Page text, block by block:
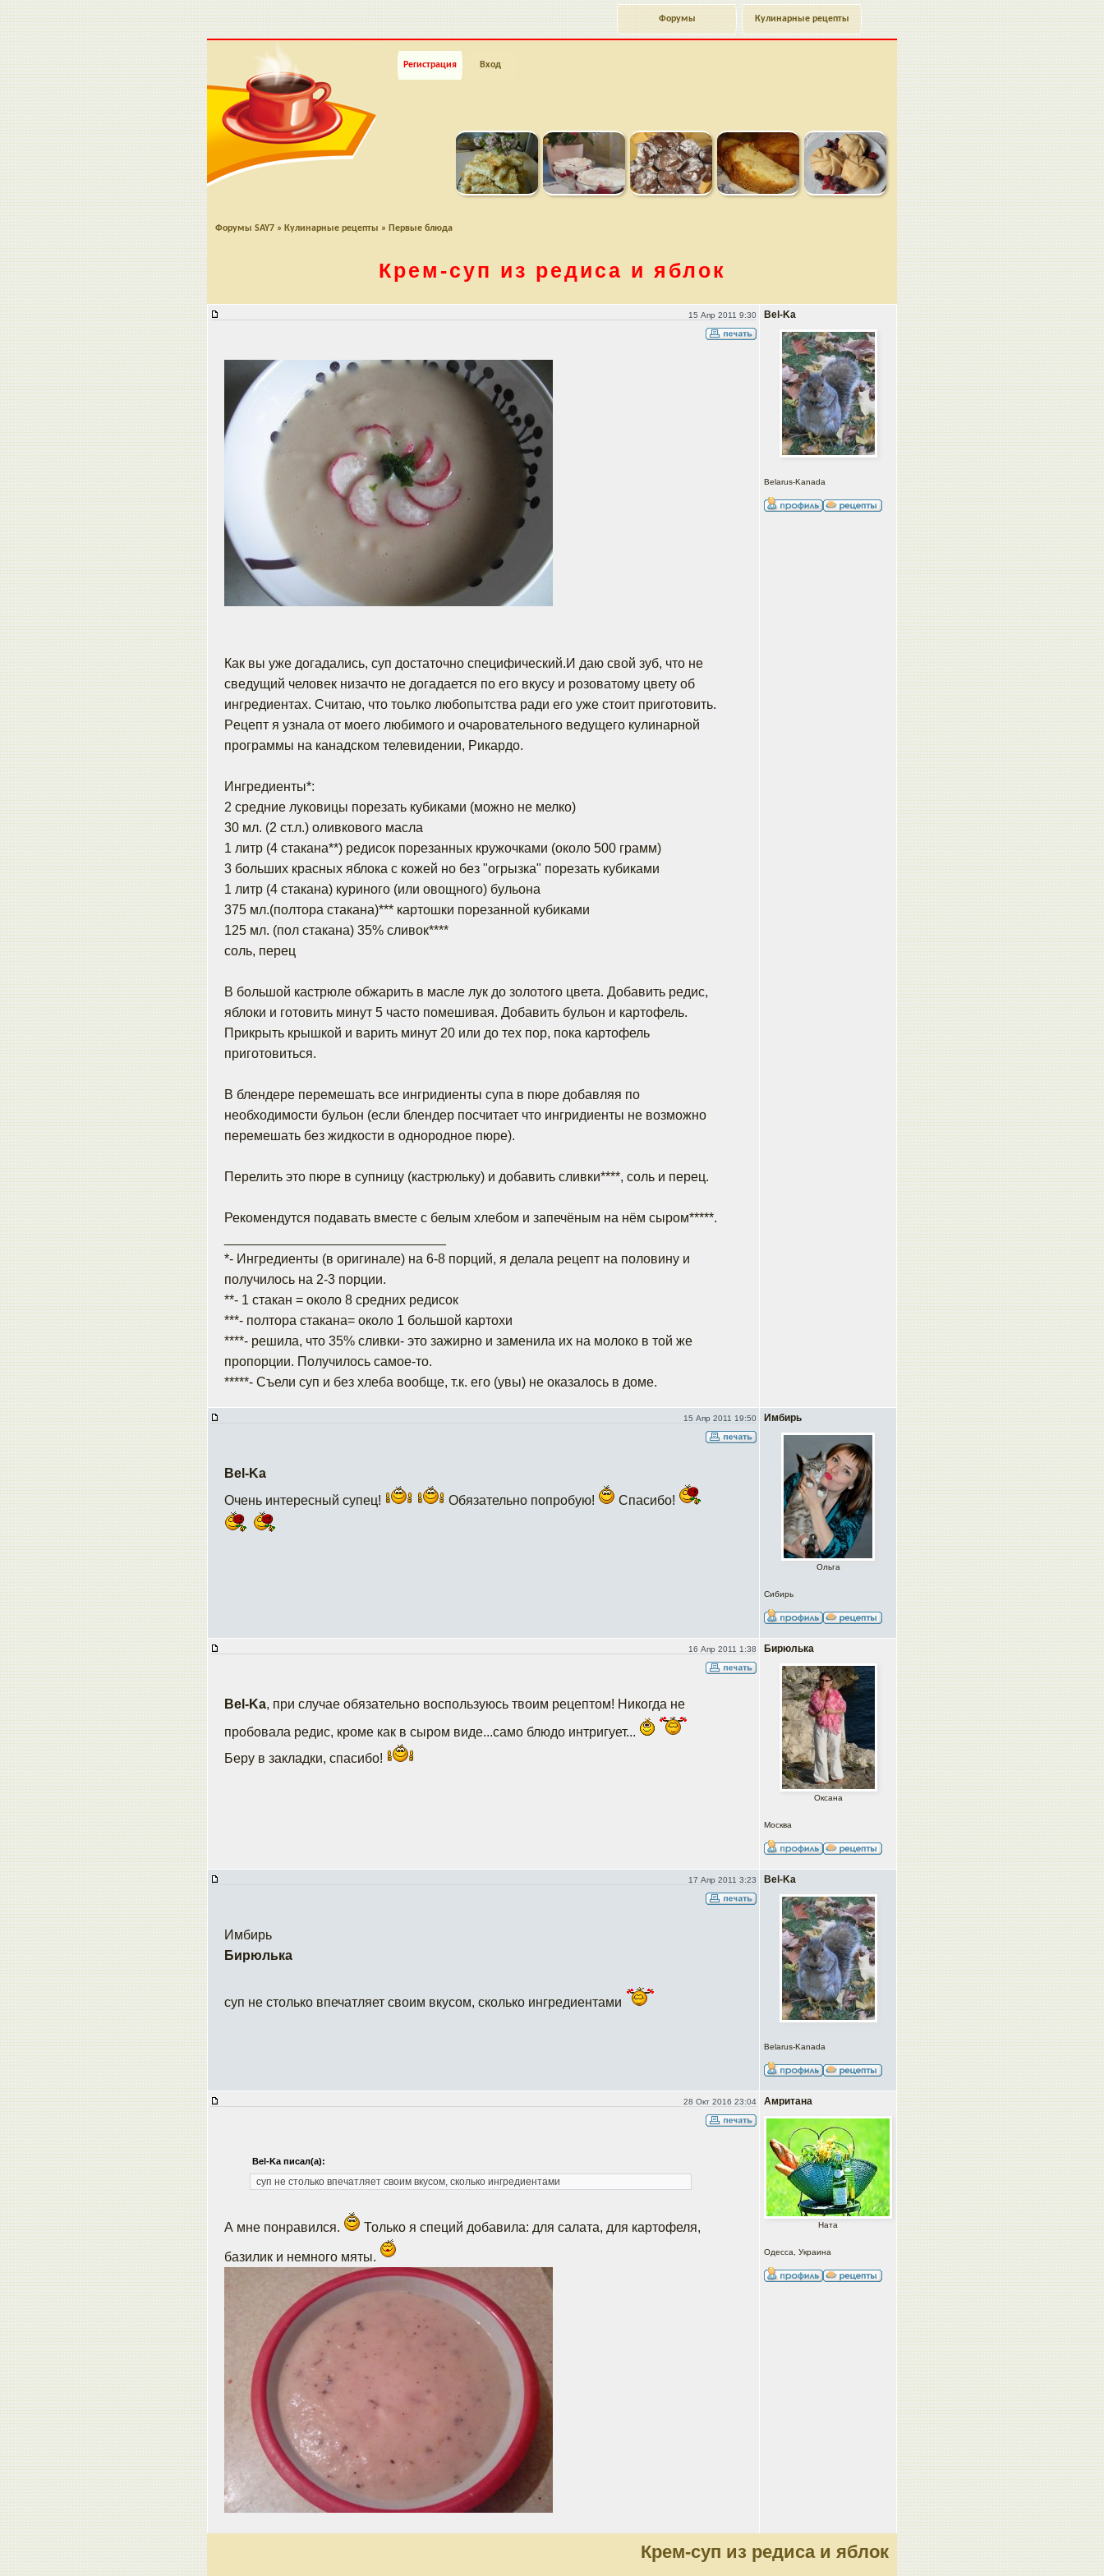
Кулинарные рецепты
Форумы
Регистрация Вход
Форумы SAY7 » Кулинарные рецепты » Первые блюда
Крем-суп из редиса и яблок
15 Апр 2011 9:30 Bel-Ka
Belarus-Kanada
Как вы уже догадались, суп достаточно специфический.И даю свой зуб, что не
сведущий человек низачто не догадается по его вкусу и розоватому цвету об
ингредиентах. Считаю, что тоьлко любопытства ради его уже стоит приготовить.
Pецепт я узнала от моего любимого и очаровательного ведущего кулинарной
программы на канадском телевидении, Рикардо.
Ингредиенты*:
2 средние луковицы порезать кубиками (можно не мелко)
30 мл. (2 ст.л.) оливкового масла
1 литр (4 стакана**) редисок порезанных кружочками (около 500 грамм)
3 больших красных яблока с кожей но без "огрызка" порезaть кубиками
1 литр (4 стакана) куриного (или овощного) бульoна
375 мл.(полтора стакана)*** кaртошки порезанной кубиками
125 мл. (пол стакана) 35% сливок****
соль, перец
В большой кастрюле обжарить в масле лук до золотого цвета. Добавить редис,
яблоки и готовить минут 5 часто помешивая. Добавить бульон и картофель.
Прикрыть крышкой и варить минут 20 или до тех пор, пока картофель
приготовиться.
В блендере перемешать все ингридиенты супа в пюре добавляя по
необходимости бульон (если блендер посчитает что ингридиенты не возможно
перемешать без жидкости в однородное пюре).
Перелить это пюре в супницу (кастрюльку) и добавить сливки****, соль и перец.
Рекомендутся подавать вместе с белым хлебом и запечёным на нём сыром*****.
*- Ингредиенты (в оригинале) на 6-8 порций, я делала рецепт на половину и
получилось на 2-3 порции.
**- 1 стакан = около 8 средних редисок
***- полтора стакана= около 1 большой картохи
****- решила, что 35% сливки- это зажирно и заменила их на молоко в той же
пропорции. Получилось самое-то.
*****- Съели суп и без хлеба вообще, т.к. его (увы) не оказалось в доме.
15 Апр 2011 19:50 Имбирь
Ольга
Сибирь
Bel-Ka
Очень интересный супец!
Обязательно попробую! Спасибо!
16 Апр 2011 1:38 Бирюлька
Оксана
Москва
Bel-Ka, при случае обязательно воспользуюсь твоим рецептом! Никогда не
пробовала редис, кроме как в сыром виде...само блюдо интригует...
Беру в закладки, спасибо!
17 Апр 2011 3:23 Bel-Ka
Belarus-Kanada
Имбирь
Бирюлька
суп не столько впечатляет своим вкусом, сколько ингредиентами
28 Окт 2016 23:04 Амритана
Ната
Одесса, Украина
Bel-Ka писал(а):
суп не столько впечатляет своим вкусом, сколько ингредиентами
А мне понравился. Только я специй добавила: для салата, для картофеля,
базилик и немного мяты.
Крем-суп из редиса и яблок